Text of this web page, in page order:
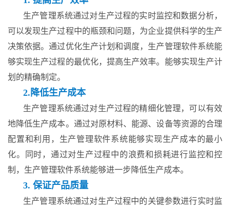
生产管理系统通过对生产过程的实时监控和数据分析，
可以发现生产过程中的瓶颈和问题，为企业提供科学的生产
决策依据。通过优化生产计划和调度，生产管理软件系统能
够实现生产过程的最优化，提高生产效率。能够实现生产计
划的精确制定。
2.降低生产成本
生产管理系统通过对生产过程的精细化管理，可以有效
地降低生产成本。通过对原材料、能源、设备等资源的合理
配置和利用，生产管理软件系统能够实现生产成本的最小
化。同时，通过对生产过程中的浪费和损耗进行监控和控
制，生产管理软件系统能够进一步降低生产成本。
3. 保证产品质量
生产管理系统通过对生产过程中的关键参数进行实时监